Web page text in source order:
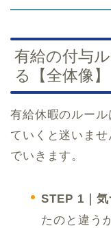
有給の付与
る【全体像】
有給休暇のルー
ていくと迷いま
でいきます。
STEP 1｜気
たのと違う